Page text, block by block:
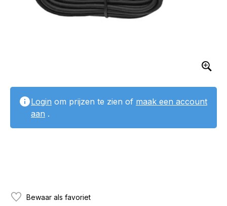
Login om prijzen te zien of maak een account
aan .
Bewaar als favoriet